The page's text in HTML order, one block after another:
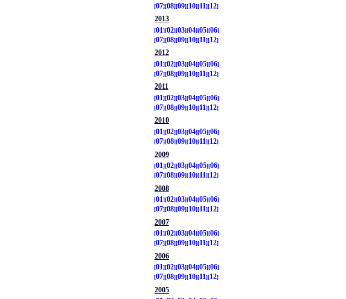
07 08 09 10 11
12
2013
01
02 03 04 05 06
07 08 09 10 11
12
2012
01
02 03 04 05 06
07 08 09 10 11
12
2011
01
02 03 04 05 06
07 08 09 10 11
12
2010
01
02 03 04 05 06
07 08 09 10 11
12
2009
01
02 03 04 05 06
07 08 09 10 11
12
2008
01
02 03 04 05 06
07 08 09 10 11
12
2007
01
02 03 04 05 06
07 08 09 10 11
12
2006
01
02 03 04 05 06
07 08 09 10 11
12
2005